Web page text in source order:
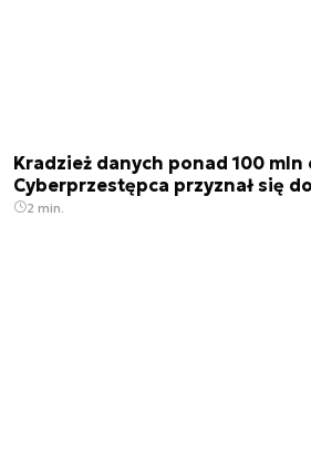
Kradzież danych ponad 100 mln
Cyberprzestępca przyznał się
2 min.